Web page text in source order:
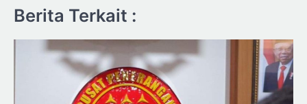
Berita Terkait :